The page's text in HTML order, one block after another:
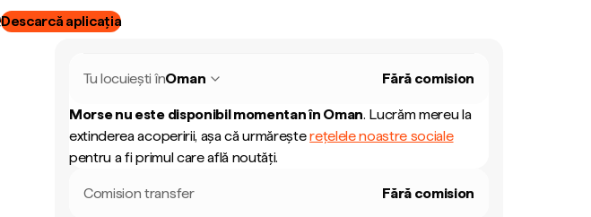
Descarcă aplicația
Tu locuiești înOman Fără comision
Morse nu este disponibil momentan în Oman. Lucrăm mereu la
extinderea acoperirii, așa că urmăreșterețelele noastre sociale
pentru a fi primul care află noutăți.
Comision transfer Fără comision